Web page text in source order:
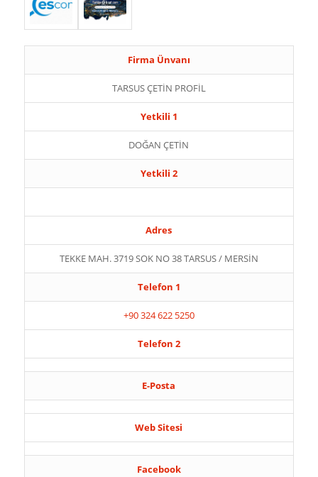
Firma Ünvanı
TARSUS ÇETİN PROFİL
Yetkili 1
DOĞAN ÇETİN
Yetkili 2
Adres
TEKKE MAH. 3719 SOK NO 38 TARSUS / MERSİN
Telefon 1
+90 324 622 5250
Telefon 2
E-Posta
Web Sitesi
Facebook